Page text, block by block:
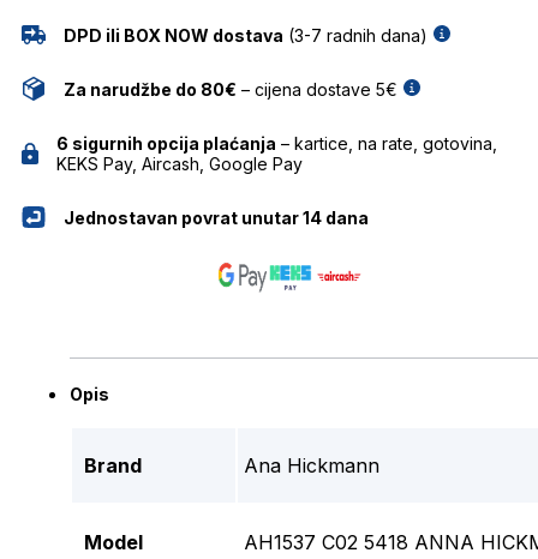
DPD ili BOX NOW dostava (3-7 radnih dana)
Za narudžbe do 80€ – cijena dostave 5€
6 sigurnih opcija plaćanja – kartice, na rate, gotovina,
KEKS Pay, Aircash, Google Pay
Jednostavan povrat unutar 14 dana
Opis
Brand Ana Hickmann
Model AH1537 C02 5418 ANNA